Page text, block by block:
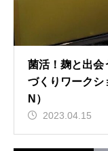
菌活！麹と出
づくりワーク
N）
2023.04.15